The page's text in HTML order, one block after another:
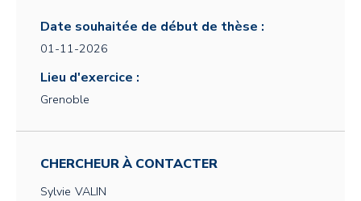
Date souhaitée de début de thèse :
01-11-2026
Lieu d'exercice :
Grenoble
CHERCHEUR À CONTACTER
Sylvie VALIN